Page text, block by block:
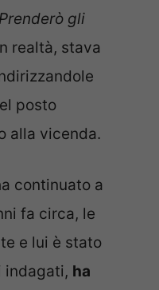
Prenderò gli
realtà, stava
posto
alla vicenda.
continuato a
fa circa, le
e lui è stato
indagati, ha